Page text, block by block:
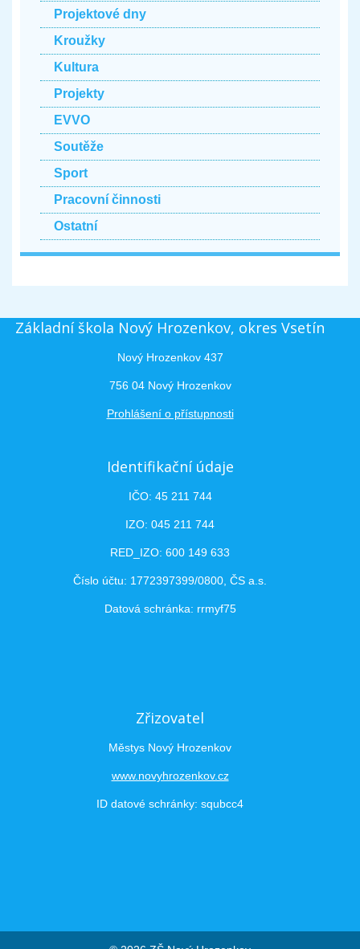
Projektové dny
Kroužky
Kultura
Projekty
EVVO
Soutěže
Sport
Pracovní činnosti
Ostatní
Základní škola Nový Hrozenkov, okres Vsetín
Nový Hrozenkov 437
756 04 Nový Hrozenkov
Prohlášení o přístupnosti
Identifikační údaje
IČO: 45 211 744
IZO: 045 211 744
RED_IZO: 600 149 633
Číslo účtu: 1772397399/0800, ČS a.s.
Datová schránka: rrmyf75
Zřizovatel
Městys Nový Hrozenkov
www.novyhrozenkov.cz
ID datové schránky: squbcc4